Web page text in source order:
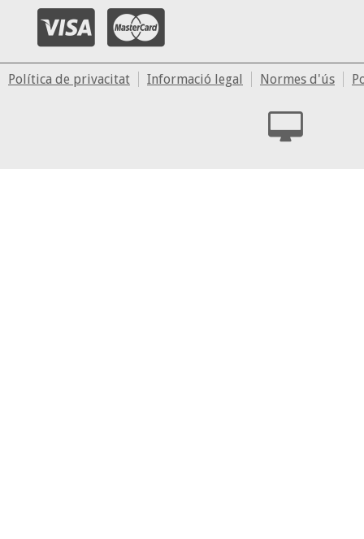
Política de privacitat Informació legal Normes d'ús